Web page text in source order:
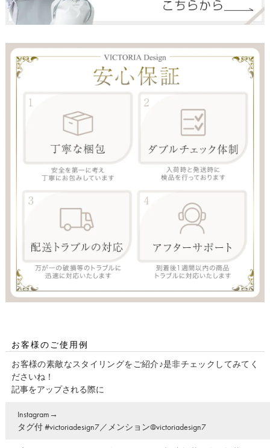
お客様のご使用例
お客様の素敵なスタイリングをご紹介♪是非チェックしてみてく
ださいね！
記事をアップされる際に
Instagram→
タグ付 #victoriadesign7／メンション@victoriadesign7